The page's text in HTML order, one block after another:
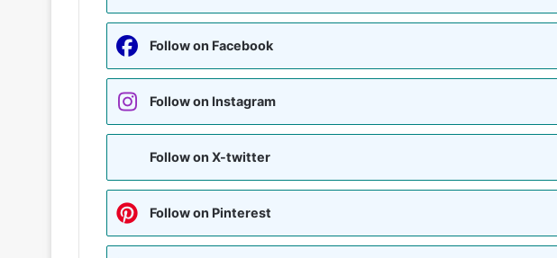
Follow on Facebook
Follow on Instagram
Follow on X-twitter
Follow on Pinterest